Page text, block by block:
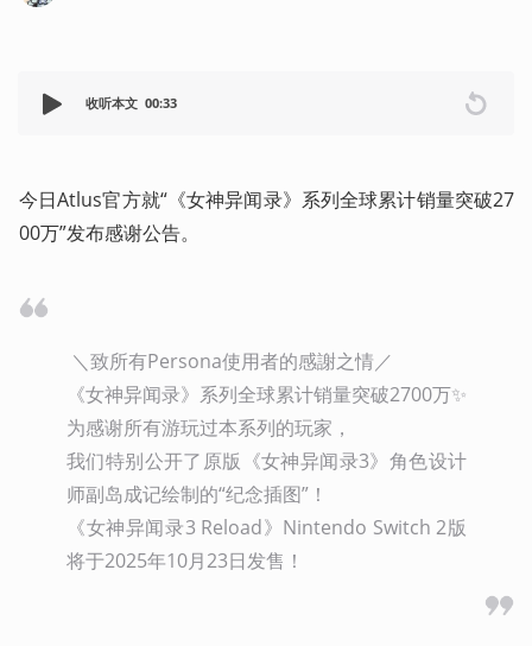
收听本文 00:33
今日Atlus官方就“《女神异闻录》系列全球累计销量突破27
00万”发布感谢公告。
《女神异闻录》系列全球累计销量突破2700万✨
为感谢所有游玩过本系列的玩家，
我们特别公开了原版《女神异闻录3》角色设计
师副岛成记绘制的“纪念插图”！
《女神异闻录3 Reload》Nintendo Switch 2版
将于2025年10月23日发售！